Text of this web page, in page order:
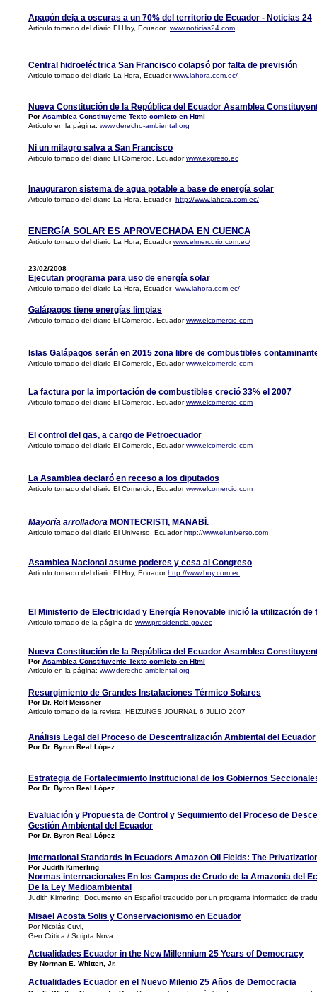
Nueva Constitución de la República del Ecuador Asamblea
Por Asamblea Constituyente Texto comleto en Html
Articulo en la página: www.derecho-ambiental.org
Central hidroeléctrica San Francisco colapsó por falta de previsión
Articulo tomado del diario La Hora, Ecuadorwww.lahora.com.ec/
Ni un milagro salva a San Francisco
Articulo tomado del diario El Comercio, Ecuadorwww.expreso.ec
Inauguraron sistema de agua potable a base de energía solar
Articulo tomado del diario La Hora, Ecuador http://www.lahora.com.ec/
23/02/2008
Ejecutan programa para uso de energía solar
Articulo tomado del diario La Hora, Ecuador www.lahora.com.ec/
ENERGíA SOLAR ES APROVECHADA EN CUENCA
Articulo tomado del diario La Hora, Ecuadorwww.elmercurio.com.ec/
Galápagos tiene energías limpias
Articulo tomado del diario El Comercio, Ecuadorwww.elcomercio.com
Resurgimiento de Grandes Instalaciones Térmico Solares
Por Dr. Rolf Meissner
Articulo tomado de la revista: HEIZUNGS JOURNAL 6 JULIO 2007
Análisis Legal del Proceso de Descentralización Ambiental del Ecuador
Por Dr. Byron Real López
Estrategia de Fortalecimiento Institucional de los Gobiernos
Por Dr. Byron Real López
Evaluación y Propuesta de Control y Seguimiento del Proceso de
Gestión Ambiental del Ecuador
Por Dr. Byron Real López
International Standards In Ecuadors Amazon Oil Fields: The
Por Judith Kimerling
Normas internacionales En los Campos de Crudo de la Amazonia del
De la Ley Medioambiental
Judith Kimerling: Documento en Español traducido por un programa informatico de
Misael Acosta Solis y Conservacionismo en Ecuador
Por Nicolás Cuvi,
Geo Crítica / Scripta Nova
Actualidades Ecuador in the New Millennium 25 Years of Democracy
By Norman E. Whitten, Jr.
Actualidades Ecuador en el Nuevo Milenio 25 Años de Democracia
El Ministerio de Electricidad y Energía Renovable inició la utilización
Articulo tomado de la página de www.presidencia.gov.ec
La Asamblea declaró en receso a los diputados
Articulo tomado del diario El Comercio, Ecuadorwww.elcomercio.com
Mayoría arrolladora MONTECRISTI, MANABÍ.
Articulo tomado del diario El Universo, Ecuadorhttp://www.eluniverso.com
El control del gas, a cargo de Petroecuador
Articulo tomado del diario El Comercio, Ecuadorwww.elcomercio.com
La factura por la importación de combustibles creció 33% el 2007
Articulo tomado del diario El Comercio, Ecuadorwww.elcomercio.com
Islas Galápagos serán en 2015 zona libre de combustibles
Articulo tomado del diario El Comercio, Ecuadorwww.elcomercio.com
Nueva Constitución de la República del Ecuador Asamblea
Por Asamblea Constituyente Texto comleto en Html
Articulo en la página: www.derecho-ambiental.org
Apagón deja a oscuras a un 70% del territorio de Ecuador - Noticias 24
Articulo tomado del diario El Hoy, Ecuador www.noticias24.com
Asamblea Nacional asume poderes y cesa al Congreso
Articulo tomado del diario El Hoy, Ecuadorhttp://www.hoy.com.ec